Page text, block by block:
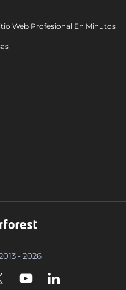
Web Profesional En Minutos
- 2026